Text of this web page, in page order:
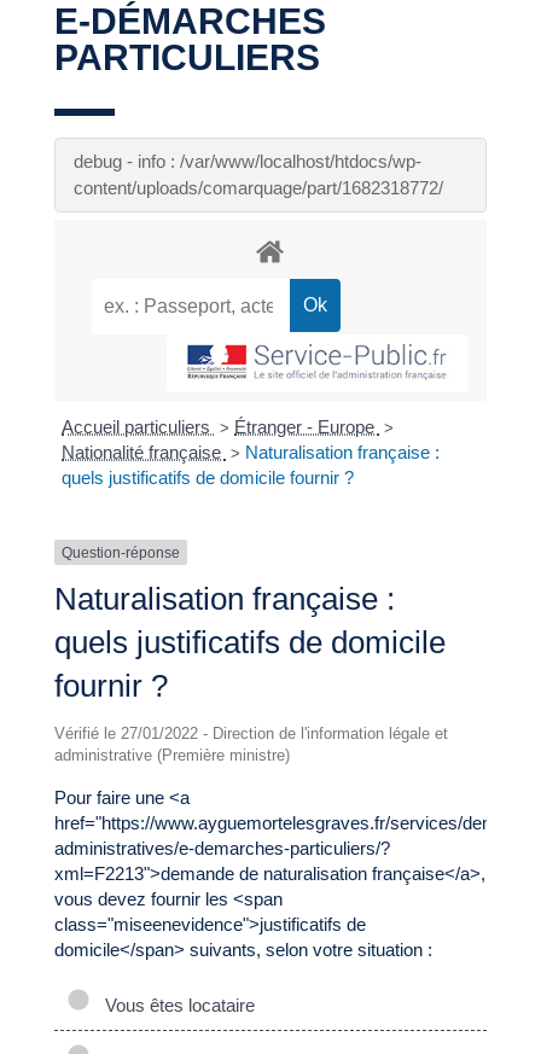
E-DÉMARCHES
PARTICULIERS
debug - info : /var/www/localhost/htdocs/wp-
content/uploads/comarquage/part/1682318772/
Accueil particuliers > Étranger - Europe >
Nationalité française > Naturalisation française :
quels justificatifs de domicile fournir ?
Question-réponse
Naturalisation française :
quels justificatifs de domicile
fournir ?
Vérifié le 27/01/2022 - Direction de l'information légale et
administrative (Première ministre)
Pour faire une <a
href="https://www.ayguemortelesgraves.fr/services/
administratives/e-demarches-particuliers/?
xml=F2213">demande de naturalisation française</a>,
vous devez fournir les <span
class="miseenevidence">justificatifs de
domicile</span> suivants, selon votre situation :
Vous êtes locataire